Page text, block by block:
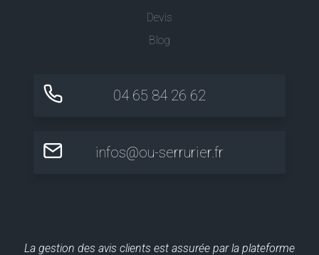
Devis
Blog
04 65 84 26 62
infos@ou-serrurier.fr
La gestion des avis clients est assurée par la plateforme